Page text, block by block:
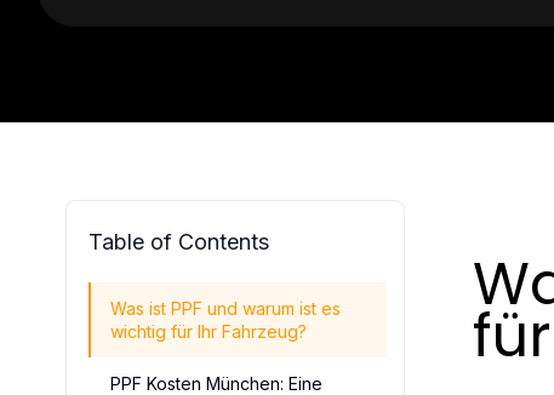
Table of Contents
Was ist PPF und warum ist es
wichtig für Ihr Fahrzeug?
PPF Kosten München: Eine